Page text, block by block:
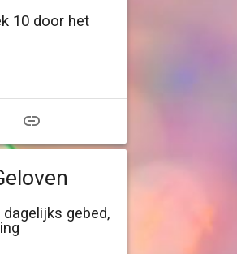
10 door het
gebed,